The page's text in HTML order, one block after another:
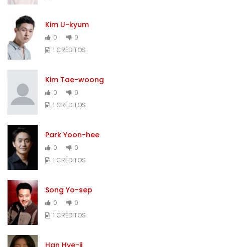
Kim U-kyum
0
0
1 CRÉDITOS
Kim Tae-woong
0
0
1 CRÉDITOS
Park Yoon-hee
0
0
1 CRÉDITOS
Song Yo-sep
0
0
1 CRÉDITOS
Han Hye-ji